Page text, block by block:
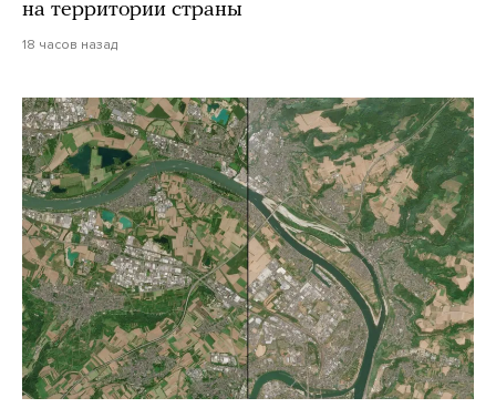
на территории страны
18 часов назад